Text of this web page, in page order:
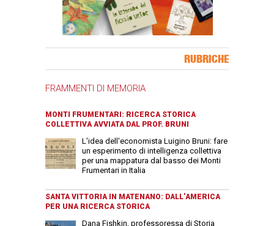
RUBRICHE
FRAMMENTI DI MEMORIA
MONTI FRUMENTARI: RICERCA STORICA
COLLETTIVA AVVIATA DAL PROF. BRUNI
L'idea dell'economista Luigino Bruni: fare
un esperimento di intelligenza collettiva
per una mappatura dal basso dei Monti
Frumentari in Italia
SANTA VITTORIA IN MATENANO: DALL’AMERICA
PER UNA RICERCA STORICA
Dana Fishkin, professoressa di Storia